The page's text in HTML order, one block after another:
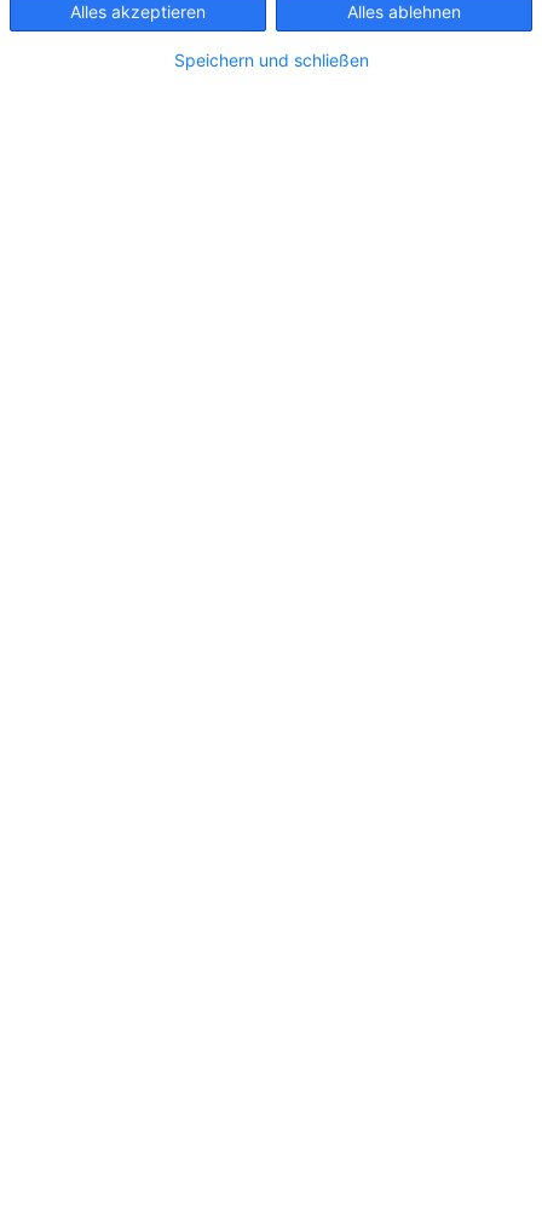
Alles akzeptieren Alles ablehnen
Speichern und schließen